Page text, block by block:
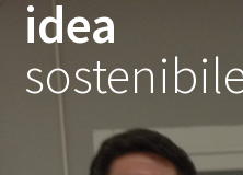
idea